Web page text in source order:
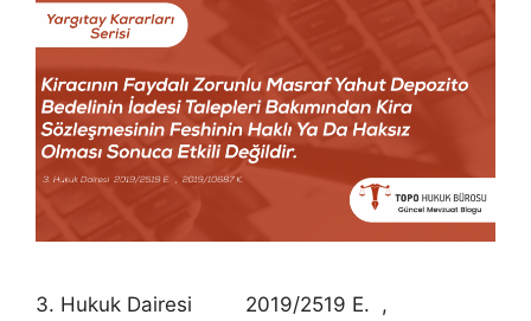
3. Hukuk Dairesi 2019/2519 E. ,